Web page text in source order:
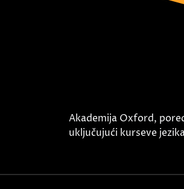
Akademija Oxford,
uključujući kurseve